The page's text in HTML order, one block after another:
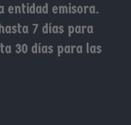
entidad emisora.
7 días para
30 días para las